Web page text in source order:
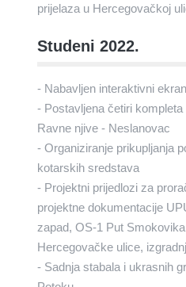
prijelaza u Hercegovačkoj
Studeni 2022.
- Nabavljen interaktivni ekran
- Postavljena četiri
Ravne njive - Neslanovac
- Organiziranje prikupljanja
kotarskih sredstava
- Projektni prijedlozi za
projektne dokumentacije
zapad, OS-1 Put
Hercegovačke ulice,
- Sadnja stabala i ukrasnih